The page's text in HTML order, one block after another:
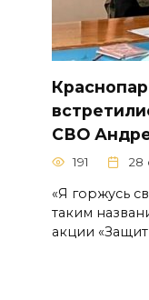
СВО
191 28
«Я горжусь
таким
акции